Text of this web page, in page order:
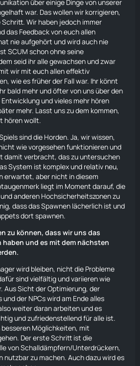
über einige Dinge von unserer
war. Das wollen wir korrigieren,
Wir haben jedoch immer
das Feedback von euch allen
nie aufgehört und wird auch nie
SCUM schon ohne seine
seid ihr alle gewachsen und zwar
wir mit euch allen effektiv
wie es früher der Fall war. Ihr könnt
bald mehr und öfter von uns über den
und vieles mehr hören
mehr. Lasst uns zu dem kommen,
hören wollt.
sind die Horden. Ja, wir wissen,
wie vorgesehen funktionieren und
damit verbracht, das zu untersuchen
System ist komplex und relativ neu,
erwartet, aber nicht in diesem
liegt im Moment darauf, die
anderen Hochsicherheitszonen zu
dass das Spawnen lächerlich ist und
dort spawnen.
zu können, dass wir uns das
haben und es mit dem nächsten
wird bleiben, nicht die Probleme
sind vielfältig und variieren wie
Aus Sicht der Optimierung, der
der NPCs wird am Ende alles
weiter daran arbeiten und es
und zufriedenstellend für alle ist.
Möglichkeiten, mit
Der erste Schritt ist die
von Schalldämpfern/Unterdrückern,
nutzbar zu machen. Auch dazu wird es